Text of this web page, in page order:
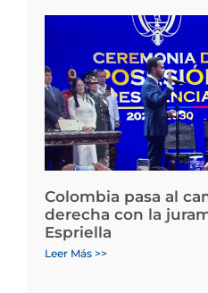
Colombia pasa al
derecha con la
Espriella
Leer Más >>